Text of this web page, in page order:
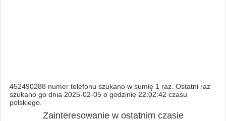
452490288 numer telefonu szukano w sumię 1 raz. Ostatni raz
szukano go dnia 2025-02-05 o godzinie 22:02:42 czasu
polskiego.
Zainteresowanie w ostatnim czasie